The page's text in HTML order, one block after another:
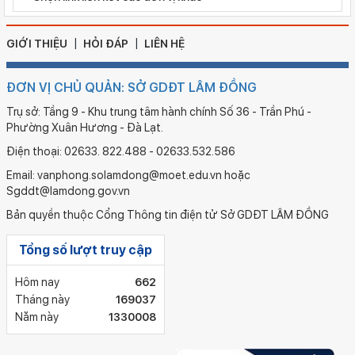
GIỚI THIỆU HỎI ĐÁP LIÊN HỆ
ĐƠN VỊ CHỦ QUẢN: SỞ GDĐT LÂM ĐỒNG
Trụ sở: Tầng 9 - Khu trung tâm hành chính Số 36 - Trần Phú -
Phường Xuân Hương - Đà Lạt.
Điện thoại: 02633. 822.488 - 02633.532.586
Email: vanphong.solamdong@moet.edu.vn hoặc
Sgddt@lamdong.gov.vn
Bản quyền thuộc Cổng Thông tin điện tử Sở GDĐT LÂM ĐỒNG
Tổng số lượt truy cập
Hôm nay
662
Tháng này
169037
Năm này
1330008